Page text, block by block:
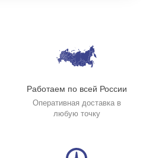
Работаем по всей России
Оперативная доставка в
любую точку